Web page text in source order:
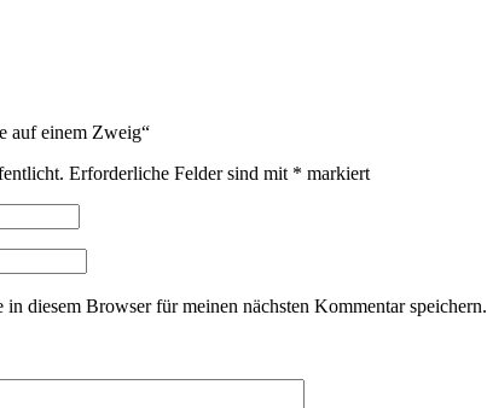
auf einem Zweig“
Erforderliche Felder sind mit * markiert
diesem Browser für meinen nächsten Kommentar speichern.